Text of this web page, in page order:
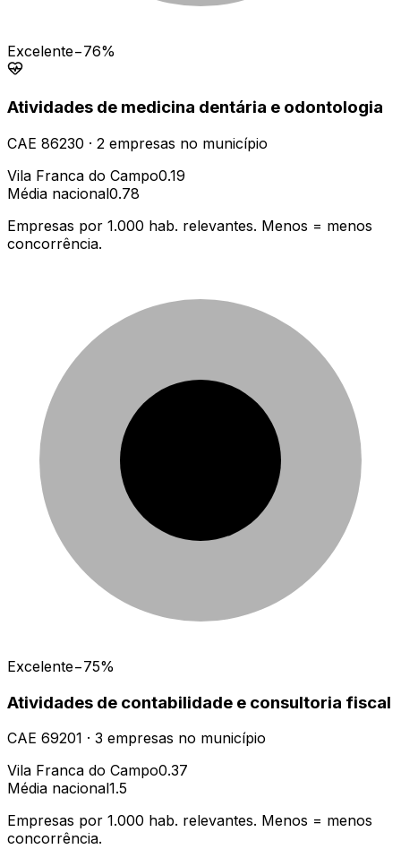
Excelente−76%
Atividades de medicina dentária e odontologia
CAE 86230 · 2 empresas no município
Vila Franca do Campo0.19
Média nacional0.78
Empresas por 1.000 hab. relevantes. Menos = menos
concorrência.
Excelente−75%
Atividades de contabilidade e consultoria fiscal
CAE 69201 · 3 empresas no município
Vila Franca do Campo0.37
Média nacional1.5
Empresas por 1.000 hab. relevantes. Menos = menos
concorrência.